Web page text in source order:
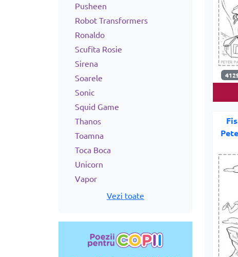
Pusheen
Robot Transformers
Ronaldo
Scufita Rosie
Sirena
Soarele
Sonic
Squid Game
Thanos
Toamna
Toca Boca
Unicorn
Vapor
Vezi toate